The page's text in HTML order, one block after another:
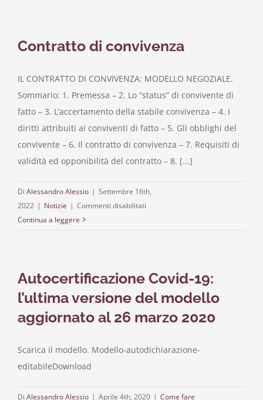
ATTI
COSTITUITI
IN
FONDO
PATRIMONIALE
Contratto di convivenza
IL CONTRATTO DI CONVIVENZA: MODELLO NEGOZIALE.
Sommario: 1. Premessa – 2. Lo “status” di convivente di
fatto – 3. L’accertamento della stabile convivenza – 4. I
diritti attribuiti ai conviventi di fatto – 5. Gli obblighi del
convivente – 6. Il contratto di convivenza – 7. Requisiti di
validità ed opponibilità del contratto – 8. [...]
Di Alessandro Alessio | Settembre 16th,
2022 | Notizie | Commenti disabilitati
Continua a leggere
Autocertificazione Covid-19:
l’ultima versione del modello
aggiornato al 26 marzo 2020
Scarica il modello. Modello-autodichiarazione-
editabileDownload
Di Alessandro Alessio | Aprile 4th, 2020 | Come fare